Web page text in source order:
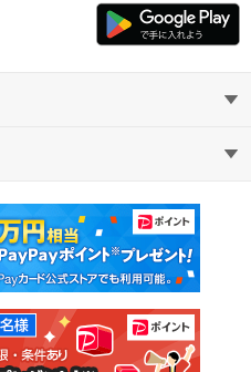
中古マンション
中古一戸建て
土地
教えて！住まいの先生